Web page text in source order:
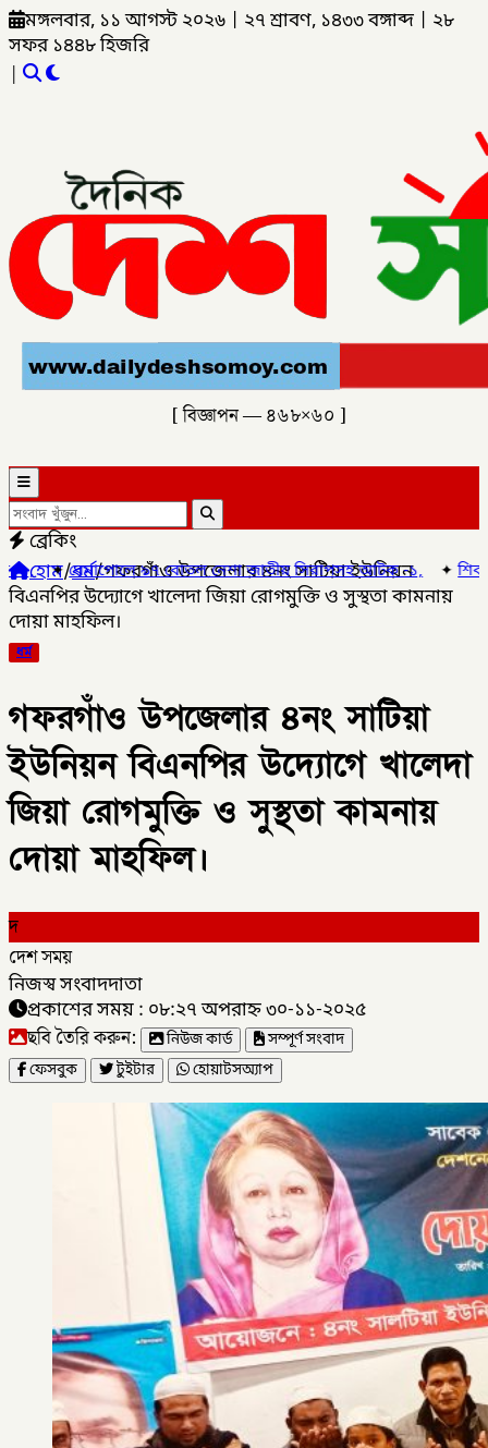
মঙ্গলবার, ১১ আগস্ট ২০২৬ ২৭ শ্রাবণ, ১৪৩৩ বঙ্গাব্দ
২৮
সফর ১৪৪৮ হিজরি
|
[ বিজ্ঞাপন — ৪৬৮×৬০ ]
ব্রেকিং
৯৭ বোতল নেশা জাতীয় সিরাপসহ আটক -১,✦শিবগঞ্জে এসএসসিতে
হোম/ধর্ম/গফরগাঁও উপজেলার ৪নং সাটিয়া ইউনিয়ন
বিএনপির উদ্যোগে খালেদা জিয়া রোগমুক্তি ও সুস্থতা কামনায়
দোয়া মাহফিল।
ধর্ম
গফরগাঁও উপজেলার ৪নং সাটিয়া
ইউনিয়ন বিএনপির উদ্যোগে খালেদা
জিয়া রোগমুক্তি ও সুস্থতা কামনায়
দোয়া মাহফিল।
দ
দেশ সময়
নিজস্ব সংবাদদাতা
প্রকাশের সময় : ০৮:২৭ অপরাহ্ন ৩০-১১-২০২৫
ছবি তৈরি করুন: নিউজ কার্ড
সম্পূর্ণ সংবাদ
ফেসবুক
টুইটার হোয়াটসঅ্যাপ